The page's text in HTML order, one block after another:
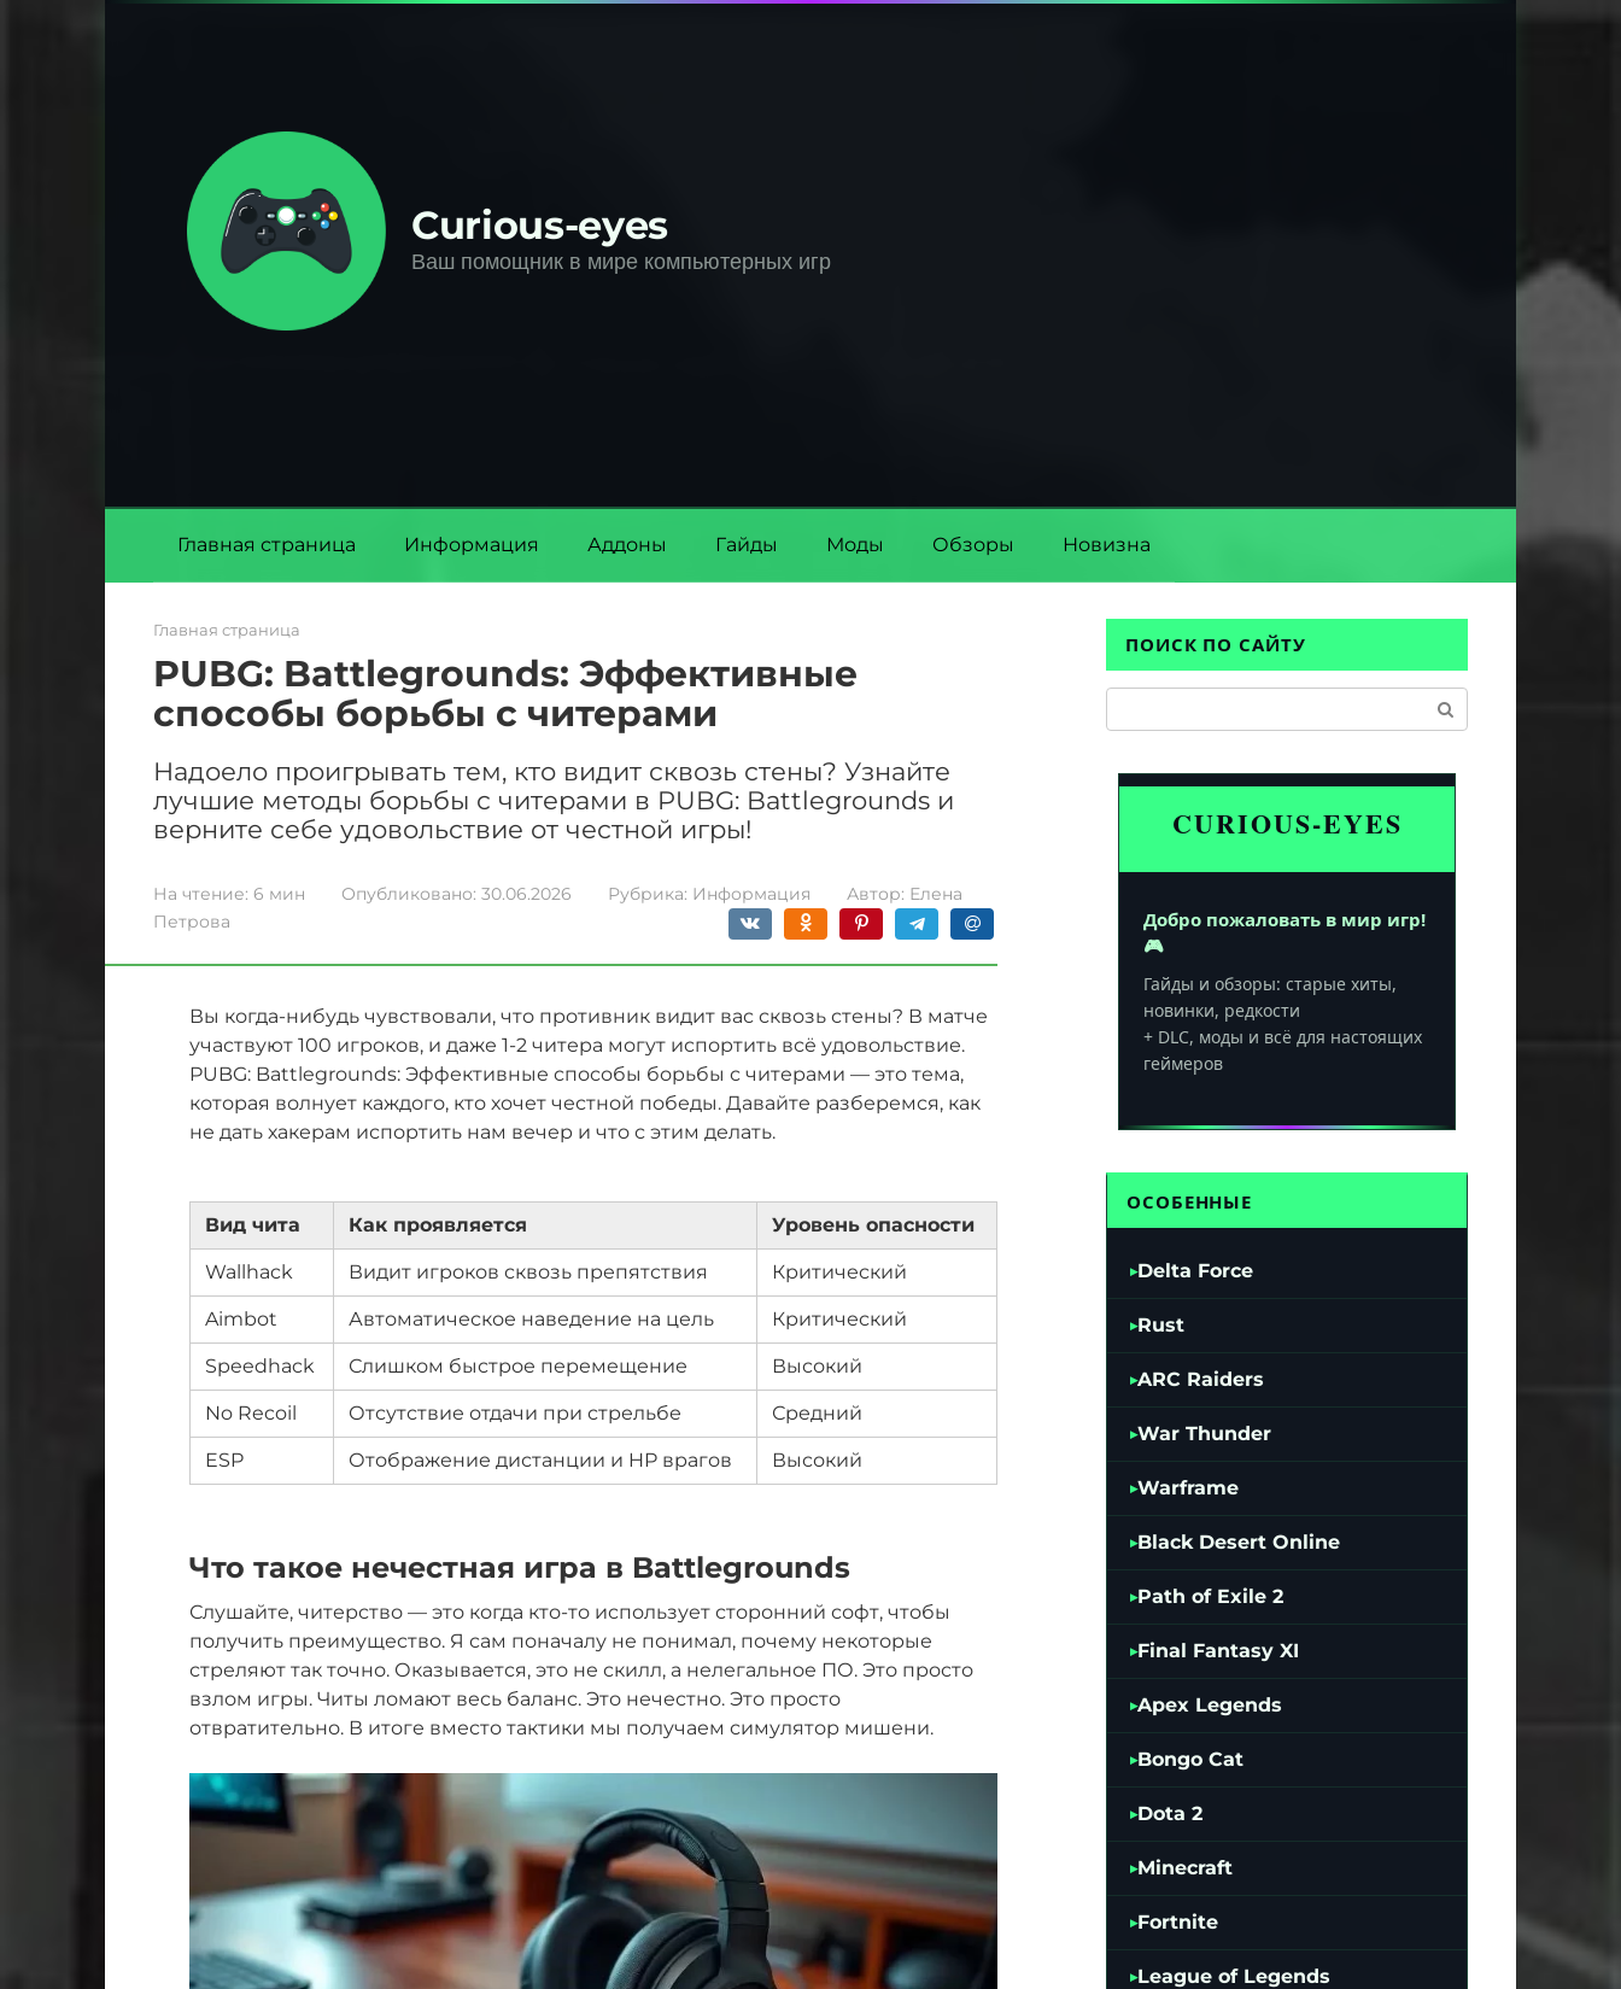
Curious-eyes
Ваш помощник в мире компьютерных игр
Главная страница Информация Аддоны Гайды Моды Обзоры Новизна
Главная страница
PUBG: Battlegrounds: Эффективные
способы борьбы с читерами
Надоело проигрывать тем, кто видит сквозь стены? Узнайте
лучшие методы борьбы с читерами в PUBG: Battlegrounds и
верните себе удовольствие от честной игры!
На чтение: 6 мин Опубликовано: 30.06.2026 Рубрика: Информация Автор: Елена
Петрова
Вы когда-нибудь чувствовали, что противник видит вас сквозь стены? В матче
участвуют 100 игроков, и даже 1-2 читера могут испортить всё удовольствие.
PUBG: Battlegrounds: Эффективные способы борьбы с читерами — это тема,
которая волнует каждого, кто хочет честной победы. Давайте разберемся, как
не дать хакерам испортить нам вечер и что с этим делать.
Вид чита Как проявляется Уровень опасности
Wallhack Видит игроков сквозь препятствия Критический
Aimbot Автоматическое наведение на цель Критический
Speedhack Слишком быстрое перемещение Высокий
No Recoil Отсутствие отдачи при стрельбе Средний
ESP Отображение дистанции и HP врагов Высокий
Что такое нечестная игра в Battlegrounds
Слушайте, читерство — это когда кто-то использует сторонний софт, чтобы
получить преимущество. Я сам поначалу не понимал, почему некоторые
стреляют так точно. Оказывается, это не скилл, а нелегальное ПО. Это просто
взлом игры. Читы ломают весь баланс. Это нечестно. Это просто
отвратительно. В итоге вместо тактики мы получаем симулятор мишени.
ПОИСК ПО САЙТУ
CURIOUS-EYES
Добро пожаловать в мир игр!
🎮
Гайды и обзоры: старые хиты,
новинки, редкости
+ DLC, моды и всё для настоящих
геймеров
ОСОБЕННЫЕ
Delta Force
Rust
ARC Raiders
War Thunder
Warframe
Black Desert Online
Path of Exile 2
Final Fantasy XI
Apex Legends
Bongo Cat
Dota 2
Minecraft
Fortnite
League of Legends